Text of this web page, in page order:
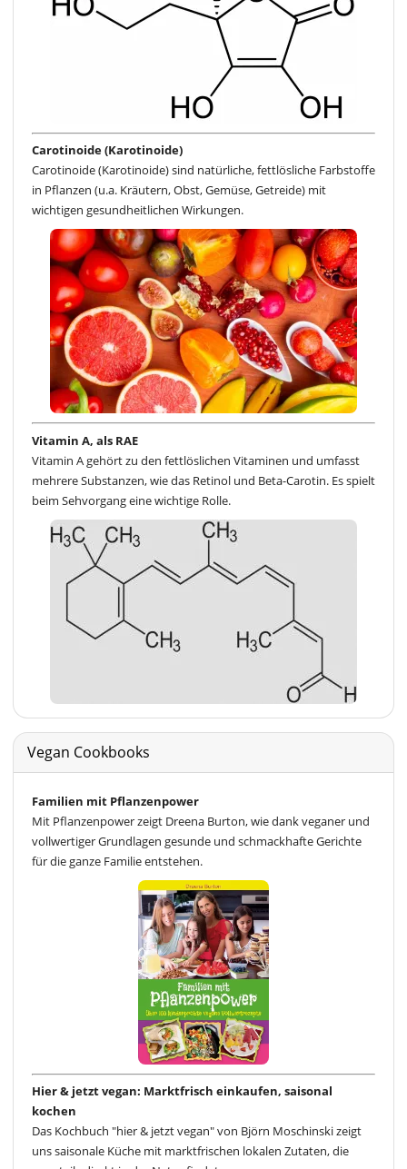
Carotinoide (Karotinoide)
Carotinoide (Karotinoide) sind natürliche, fettlösliche Farbstoffe
in Pflanzen (u.a. Kräutern, Obst, Gemüse, Getreide) mit
wichtigen gesundheitlichen Wirkungen.
Vitamin A, als RAE
Vitamin A gehört zu den fettlöslichen Vitaminen und umfasst
mehrere Substanzen, wie das Retinol und Beta-Carotin. Es spielt
beim Sehvorgang eine wichtige Rolle.
Vegan Cookbooks
Familien mit Pflanzenpower
Mit Pflanzenpower zeigt Dreena Burton, wie dank veganer und
vollwertiger Grundlagen gesunde und schmackhafte Gerichte
für die ganze Familie entstehen.
Hier & jetzt vegan: Marktfrisch einkaufen, saisonal
kochen
Das Kochbuch "hier & jetzt vegan" von Björn Moschinski zeigt
uns saisonale Küche mit marktfrischen lokalen Zutaten, die